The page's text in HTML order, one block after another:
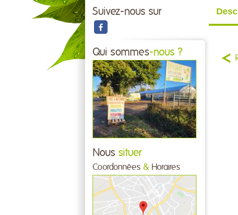
Suivez-nous sur
Qui sommes-nous ?
Nous situer
Coordonnées & Horaires